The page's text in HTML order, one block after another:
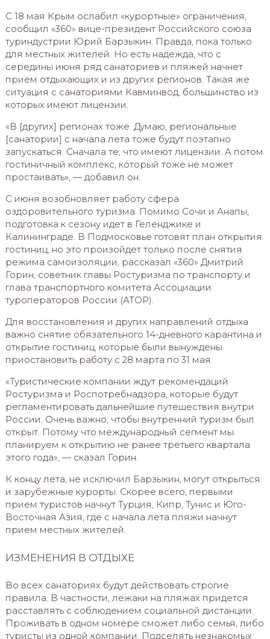
С 18 мая Крым ослабил «курортные» ограничения,
сообщил «360» вице-президент Российского союза
туриндустрии Юрий Барзыкин. Правда, пока только
для местных жителей. Но есть надежда, что с
середины июня ряд санаториев и пляжей начнет
прием отдыхающих и из других регионов. Такая же
ситуация с санаториями Кавминвод, большинство из
которых имеют лицензии.
«В [других] регионах тоже. Думаю, региональные
[санатории] с начала лета тоже будут поэтапно
запускаться. Сначала те, что имеют лицензии. А потом
гостиничный комплекс, который тоже не может
простаивать», — добавил он.
С июня возобновляет работу сфера
оздоровительного туризма. Помимо Сочи и Анапы,
подготовка к сезону идет в Геленджике и
Калининграде. В Подмосковье готовят план открытия
гостиниц, но это произойдет только после снятия
режима самоизоляции, рассказал «360» Дмитрий
Горин, советник главы Ростуризма по транспорту и
глава транспортного комитета Ассоциации
туроператоров России (АТОР).
Для восстановления и других направлений отдыха
важно снятие обязательного 14-дневного карантина и
открытие гостиниц, которые были вынуждены
приостановить работу с 28 марта по 31 мая.
«Туристические компании ждут рекомендаций
Ростуризма и Роспотребнадзора, которые будут
регламентировать дальнейшие путешествия внутри
России. Очень важно, чтобы внутренний туризм был
открыт. Потому что международный сегмент мы
планируем к открытию не ранее третьего квартала
этого года», — сказал Горин.
К концу лета, не исключил Барзыкин, могут открыться
и зарубежные курорты. Скорее всего, первыми
прием туристов начнут Турция, Кипр, Тунис и Юго-
Восточная Азия, где с начала лета пляжи начнут
прием местных жителей.
ИЗМЕНЕНИЯ В ОТДЫХЕ
Во всех санаториях будут действовать строгие
правила. В частности, лежаки на пляжах придется
расставлять с соблюдением социальной дистанции.
Проживать в одном номере сможет либо семья, либо
туристы из одной компании. Подселять незнакомых